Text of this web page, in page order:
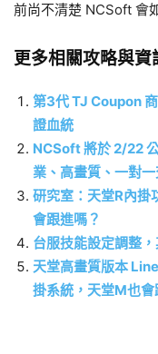
前尚不清楚 NCSoft 會
更多相關攻略與資
第3代 TJ Coupon
證血統
NCSoft 將於 2/22
業、高畫質、一對
研究室：天堂R內掛
會跟進嗎？
台服技能設定調整
天堂高畫質版本
掛系統，天堂M也會